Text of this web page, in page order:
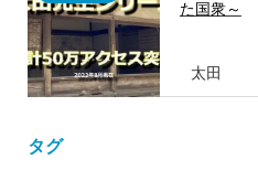
た国衆～
太田
タグ